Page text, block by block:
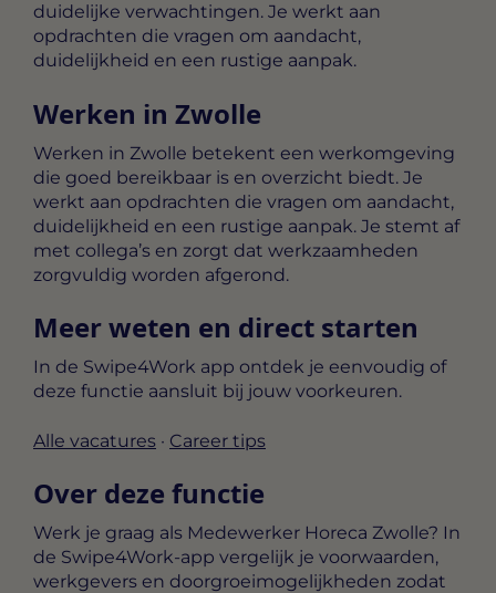
duidelijke verwachtingen. Je werkt aan
opdrachten die vragen om aandacht,
duidelijkheid en een rustige aanpak.
Werken in Zwolle
Werken in Zwolle betekent een werkomgeving
die goed bereikbaar is en overzicht biedt. Je
werkt aan opdrachten die vragen om aandacht,
duidelijkheid en een rustige aanpak. Je stemt af
met collega’s en zorgt dat werkzaamheden
zorgvuldig worden afgerond.
Meer weten en direct starten
In de Swipe4Work app ontdek je eenvoudig of
deze functie aansluit bij jouw voorkeuren.
Alle vacatures · Career tips
Over deze functie
Werk je graag als Medewerker Horeca Zwolle? In
de Swipe4Work-app vergelijk je voorwaarden,
werkgevers en doorgroeimogelijkheden zodat